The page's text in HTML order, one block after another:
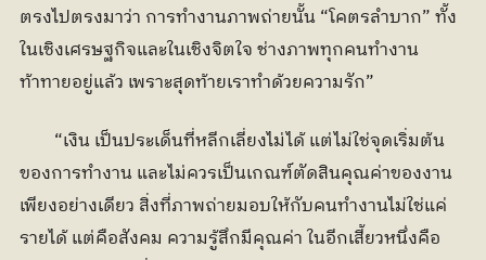
ตรงไปตรงมาว่า การทำงานภาพถ่ายนั้น “โคตรลำบาก” ทั้ง
ในเชิงเศรษฐกิจและในเชิงจิตใจ ช่างภาพทุกคนทำงาน
ท้าทายอยู่แล้ว เพราะสุดท้ายเราทำด้วยความรัก”
ของการทำงาน และไม่ควรเป็นเกณฑ์ตัดสินคุณค่าของงาน
เพียงอย่างเดียว สิ่งที่ภาพถ่ายมอบให้กับคนทำงานไม่ใช่แค่
รายได้ แต่คือสังคม ความรู้สึกมีคุณค่า ในอีกเสี้ยวหนึ่งคือ